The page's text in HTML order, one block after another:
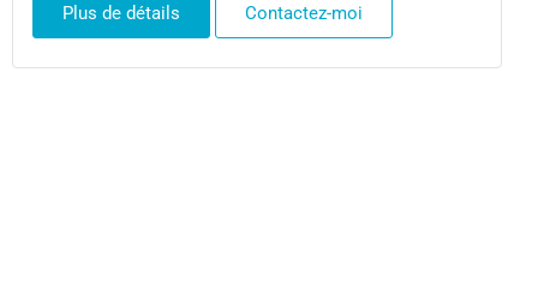
Plus de détails Contactez-moi